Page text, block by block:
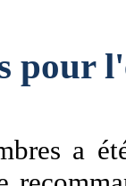
pour
a